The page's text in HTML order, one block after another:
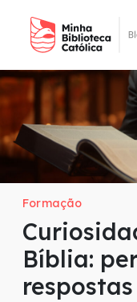
Formação
Bíblia:
respostas